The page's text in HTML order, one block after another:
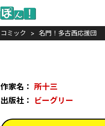
コミック 名門！多古西応援団
作家名： 所十三
出版社： ビーグリー